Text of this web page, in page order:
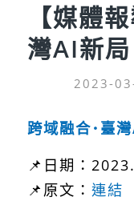
【媒體
灣AI新局
2023-
跨域融合･臺灣
📌日期：
📌原文： 連結